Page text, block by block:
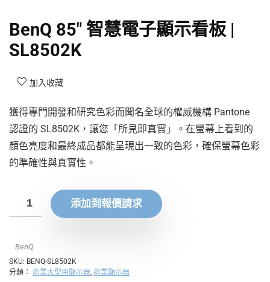
BenQ 85″ 智慧電子顯示看板 |
SL8502K
加入收藏
獲得專門開發和研究色彩而聞名全球的權威機構 Pantone
認證的 SL8502K，讓您「所見即真實」。在螢幕上看到的
顏色亮度和最終成品都能呈現出一致的色彩，確保螢幕色彩
的準確性與真實性。
添加到報價請求
BenQ
SKU: BENQ-SL8502K
分類： 商業大型用顯示器, 商業顯示器